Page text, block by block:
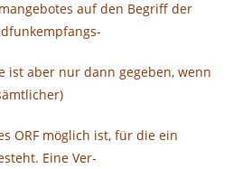
auf den Begriff der
ist aber nur dann gegeben, wenn
ORF möglich ist, für die ein
Eine Ver-